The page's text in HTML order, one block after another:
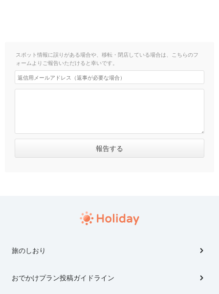
スポット情報に誤りがある場合や、移転・閉店している場合は、こちらのフ
ォームよりご報告いただけると幸いです。
旅のしおり
おでかけプラン投稿ガイドライン